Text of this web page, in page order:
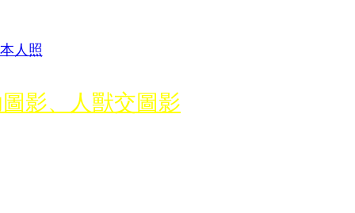
人照
影、人獸交圖影
程資料提供給警方
經舉報屬實將禁訪